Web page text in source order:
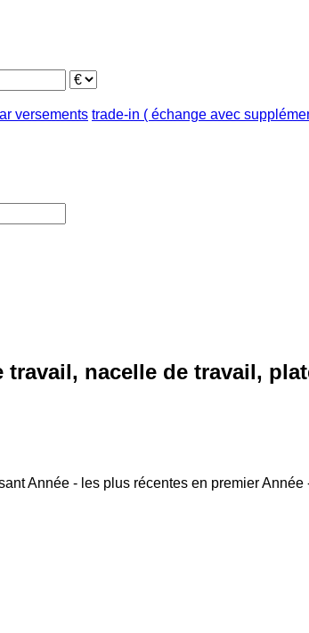
versements trade-in ( échange avec
travail, nacelle de travail,
Année - les plus récentes en premierAnnée